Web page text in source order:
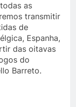
as
transmitir
de
Espanha,
das oitavas
do
Barreto.